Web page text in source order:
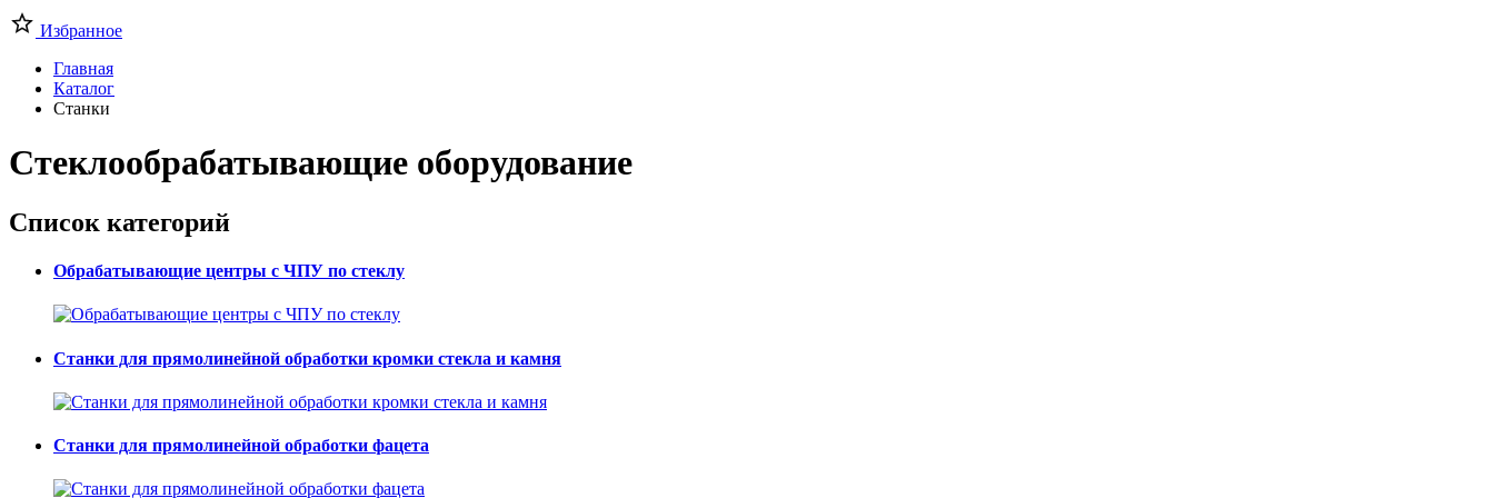
Избранное
Главная
Каталог
Станки
Стеклообрабатывающие оборудование
Список категорий
Обрабатывающие центры с ЧПУ по стеклу
Станки для прямолинейной обработки кромки стекла и камня
Станки для прямолинейной обработки фацета